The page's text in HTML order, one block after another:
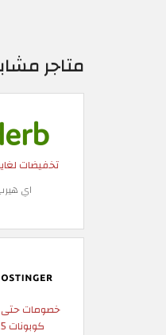
متاجر
تخفيضات لغاية
اي
كوبونات 15%